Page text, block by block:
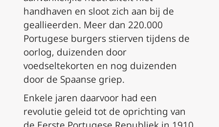
handhaven en sloot zich aan bij de
geallieerden. Meer dan 220.000
Portugese burgers stierven tijdens de
oorlog, duizenden door
voedseltekorten en nog duizenden
door de Spaanse griep.
Enkele jaren daarvoor had een
revolutie geleid tot de oprichting van